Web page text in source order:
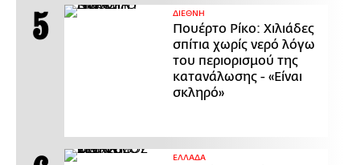
ΔΙΕΘΝΗ
Πουέρτο Ρίκο: Χιλιάδες
σπίτια χωρίς νερό λόγω
του περιορισμού της
κατανάλωσης - «Είναι
σκληρό»
ΕΛΛΑΔΑ